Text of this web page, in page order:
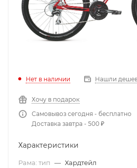
Нет в наличии Нашли
Хочу в подарок
Самовывоз сегодня - бесплатно
Доставка завтра - 500 ₽
Характеристики
Рама: тип — Хардтейл